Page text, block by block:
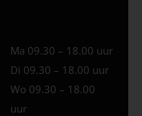
Ma 09.30 – 18.00 uur
Di 09.30 – 18.00 uur
Wo 09.30 – 18.00
uur